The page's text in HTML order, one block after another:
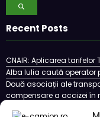
Recent Posts
CNAIR: Aplicarea tarifelor
Alba Iulia caută operator
Două asociații ale
compensare a accizei în